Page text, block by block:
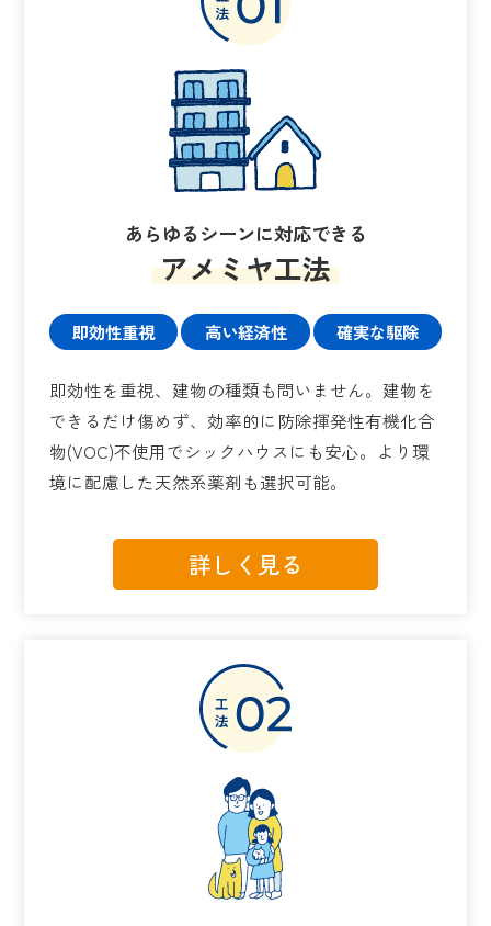
あらゆるシーンに対応できる
アメミヤ工法
即効性重視 高い経済性 確実な駆除
即効性を重視、建物の種類も問いません。建物を
できるだけ傷めず、効率的に防除揮発性有機化合
物(VOC)不使用でシックハウスにも安心。より環
境に配慮した天然系薬剤も選択可能。
詳しく見る